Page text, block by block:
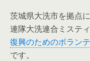
茨城県大洗市を拠点
連隊大洗連合ミステ
復興のためのボラン
です。